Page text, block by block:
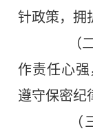
针政策，拥
（二
作责任心
遵守保密纪
（三